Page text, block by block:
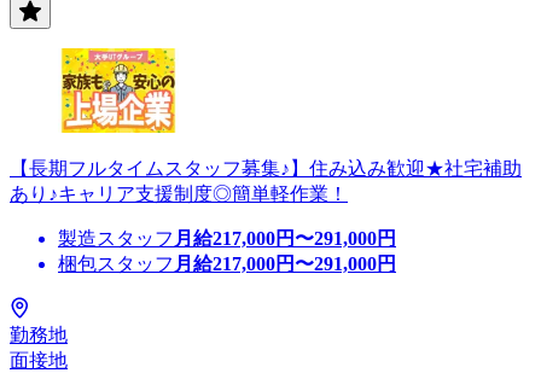
【長期フルタイムスタッフ募集♪】住み込み歓迎★社宅補助
あり♪キャリア支援制度◎簡単軽作業！
製造スタッフ 月給217,000円〜291,000円
梱包スタッフ 月給217,000円〜291,000円
勤務地
面接地